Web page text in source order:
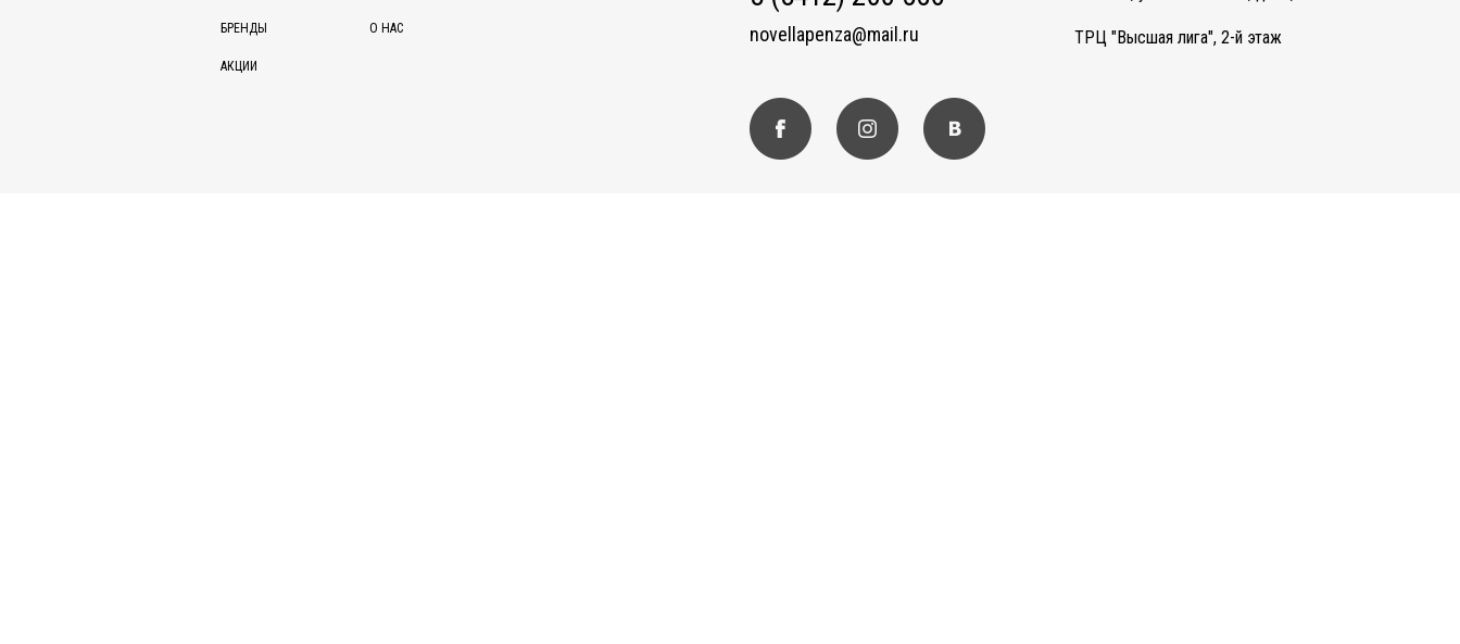
БРЕНДЫ
АКЦИИ
О НАС novellapenza@mail.ru ТРЦ "Высшая лига", 2-й этаж